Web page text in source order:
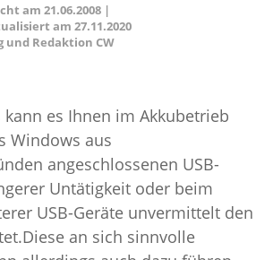
am 21.06.2008 |
am 27.11.2020
und Redaktion CW
es Ihnen im Akkubetrieb
Windows aus
angeschlossenen USB-
Untätigkeit oder beim
USB-Geräte unvermittelt den
an sich sinnvolle